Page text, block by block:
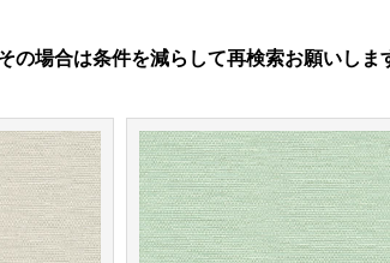
場合は条件を減らして再検索お願いしま